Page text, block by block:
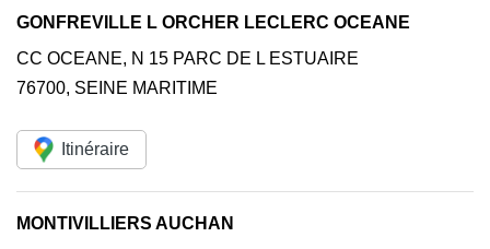
GONFREVILLE L ORCHER LECLERC OCEANE
CC OCEANE, N 15 PARC DE L ESTUAIRE
76700, SEINE MARITIME
Itinéraire
MONTIVILLIERS AUCHAN